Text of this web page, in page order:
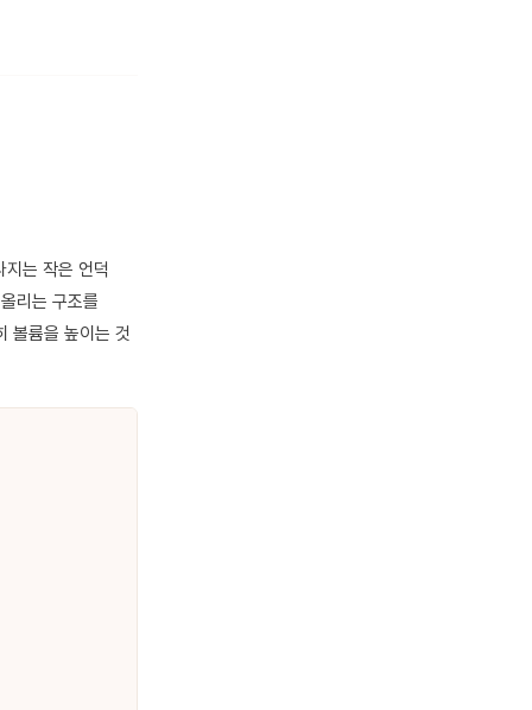
는 작은 언덕
리는 구조를
볼륨을 높이는 것